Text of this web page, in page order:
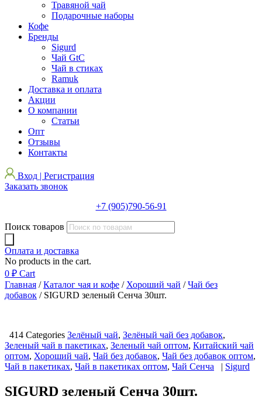
Травяной чай
Подарочные наборы
Кофе
Бренды
Sigurd
Чай GtC
Чай в стиках
Ramuk
Доставка и оплата
Акции
О компании
Статьи
Опт
Отзывы
Контакты
Вход | Регистрация
Заказать звонок
+7 (905)790-56-91
Поиск товаров
Оплата и доставка
No products in the cart.
0 ₽ Cart
Главная /Каталог чая и кофе / Хороший чай /Чай без
добавок / SIGURD зеленый Сенча 30шт.
414 Categories Зелёный чай, Зелёный чай без добавок,
Зеленый чай в пакетиках, Зеленый чай оптом, Китайский чай
оптом, Хороший чай, Чай без добавок, Чай без добавок оптом,
Чай в пакетиках, Чай в пакетиках оптом, Чай Сенча | Sigurd
SIGURD зеленый Сенча 30шт.